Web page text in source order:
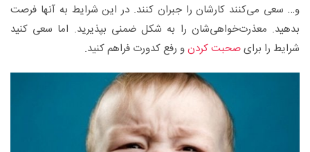
و… سعی می‌کنند کارشان را جبران کنند. در این شرایط به آنها فرصت
بدهید. معذرت‌خواهی‌شان را به شکل ضمنی بپذیرید. اما سعی کنید
شرایط را برایصحبت کردنو رفع کدورت فراهم کنید.